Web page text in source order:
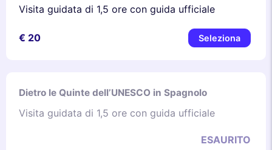
Visita guidata di 1,5 ore con guida ufficiale
€ 20 Seleziona
Dietro le Quinte dell’UNESCO in Spagnolo
Visita guidata di 1,5 ore con guida ufficiale
ESAURITO